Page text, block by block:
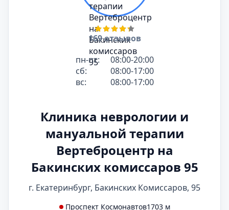
169 отзывов
пн-пт:
08:00-20:00
сб:
08:00-17:00
вс:
08:00-17:00
Клиника неврологии и
мануальной терапии
Вертеброцентр на
Бакинских комиссаров 95
г. Екатеринбург, Бакинских Комиссаров, 95
Проспект Космонавтов1703 м